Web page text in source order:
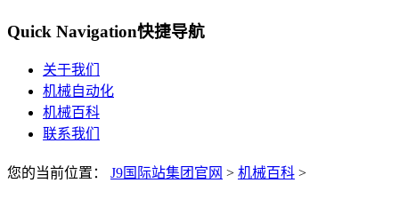
Quick Navigation快捷导航
关于我们
机械自动化
机械百科
联系我们
您的当前位置： J9国际站集团官网 > 机械百科 >